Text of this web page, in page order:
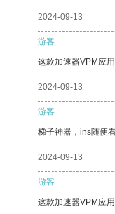
2024-09-13
游客
这款加速器VPM应
2024-09-13
游客
梯子神器，ins随便
2024-09-13
游客
这款加速器VPM应